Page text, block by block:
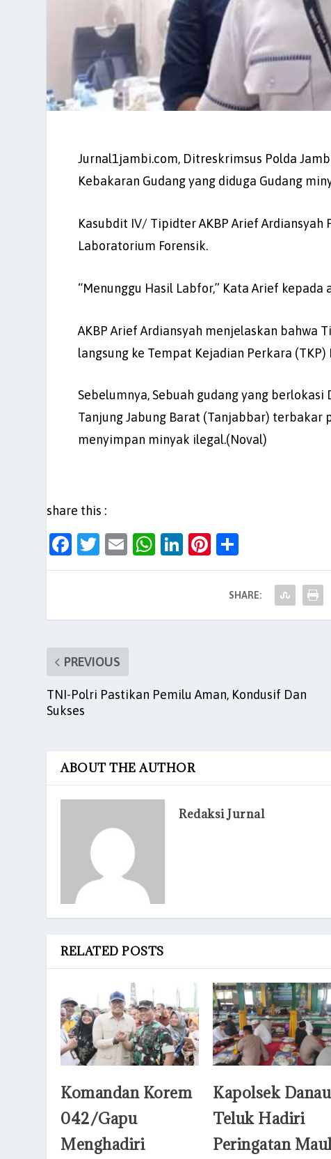
Jurnal1jambi.com, Ditreskrimsus Polda
Kebakaran Gudang yang diduga Gudang
Kasubdit IV/ Tipidter AKBP Arief
Laboratorium Forensik.
“Menunggu Hasil Labfor,” Kata Arief
AKBP Arief Ardiansyah menjelaskan bahwa
langsung ke Tempat Kejadian Perkara
Sebelumnya, Sebuah gudang yang
Tanjung Jabung Barat (Tanjabbar) terbakar
menyimpan minyak ilegal.(Noval)
share this :
F
a
o
o
k
T
w
E
m
W
h
Li
n
Pi
nt
er
h
ar
SHARE:
PREVIOUS
TNI-Polri Pastikan Pemilu Aman, Kondusif Dan
Sukses
ABOUT THE AUTHOR
Redaksi Jurnal
RELATED POSTS
Komandan Korem
042/Gapu
Menghadiri
Kapolsek Danau
Teluk Hadiri
Peringatan